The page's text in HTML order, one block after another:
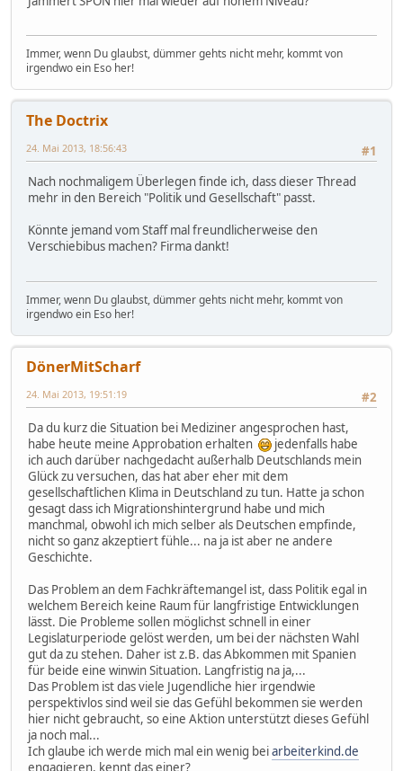
Immer, wenn Du glaubst, dümmer gehts nicht mehr, kommt von
irgendwo ein Eso her!
The Doctrix
#1
24. Mai 2013, 18:56:43
Nach nochmaligem Überlegen finde ich, dass dieser Thread
mehr in den Bereich "Politik und Gesellschaft" passt.
Könnte jemand vom Staff mal freundlicherweise den
Verschiebibus machen? Firma dankt!
Immer, wenn Du glaubst, dümmer gehts nicht mehr, kommt von
irgendwo ein Eso her!
DönerMitScharf
#2
24. Mai 2013, 19:51:19
Da du kurz die Situation bei Mediziner angesprochen hast,
habe heute meine Approbation erhalten
jedenfalls habe
ich auch darüber nachgedacht außerhalb Deutschlands mein
Glück zu versuchen, das hat aber eher mit dem
gesellschaftlichen Klima in Deutschland zu tun. Hatte ja schon
gesagt dass ich Migrationshintergrund habe und mich
manchmal, obwohl ich mich selber als Deutschen empfinde,
nicht so ganz akzeptiert fühle... na ja ist aber ne andere
Geschichte.
Das Problem an dem Fachkräftemangel ist, dass Politik egal in
welchem Bereich keine Raum für langfristige Entwicklungen
lässt. Die Probleme sollen möglichst schnell in einer
Legislaturperiode gelöst werden, um bei der nächsten Wahl
gut da zu stehen. Daher ist z.B. das Abkommen mit Spanien
für beide eine winwin Situation. Langfristig na ja,...
Das Problem ist das viele Jugendliche hier irgendwie
perspektivlos sind weil sie das Gefühl bekommen sie werden
hier nicht gebraucht, so eine Aktion unterstützt dieses Gefühl
ja noch mal...
Ich glaube ich werde mich mal ein wenig beiarbeiterkind.de
engagieren, kennt das einer?